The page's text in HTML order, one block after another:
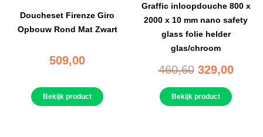
Doucheset Firenze Giro
Opbouw Rond Mat Zwart
509,00
Bekijk product
Graffic inloopdouche 800 x
2000 x 10 mm nano safety
glass folie helder
glas/chroom
460,60 329,00
Bekijk product